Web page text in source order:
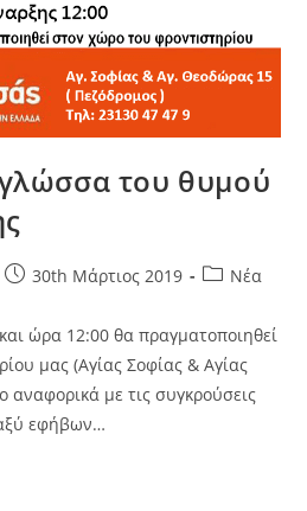
του θυμού
30th Μάρτιος 2019 Νέα
ώρα 12:00 θα πραγματοποιηθεί
μας (Αγίας Σοφίας & Αγίας
αναφορικά με τις συγκρούσεις
εφήβων…